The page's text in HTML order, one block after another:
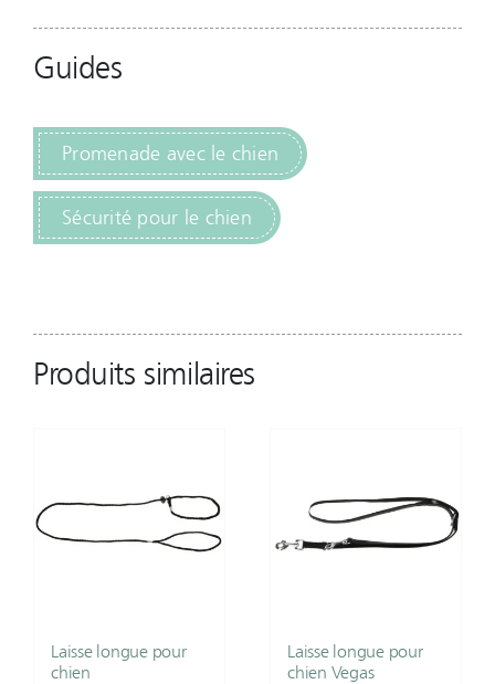
Guides
Promenade avec le chien
Sécurité pour le chien
Produits similaires
Laisse longue pour
chien
Laisse longue pour
chien Vegas